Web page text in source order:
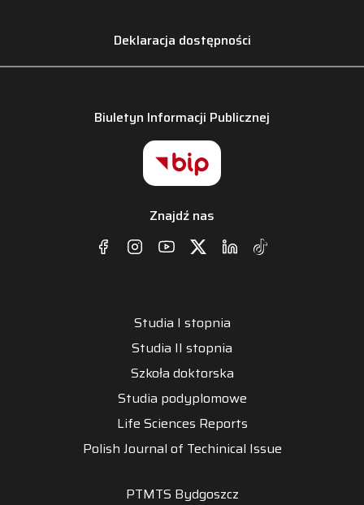
Deklaracja dostępności
Biuletyn Informacji Publicznej
Znajdź nas
Studia I stopnia
Studia II stopnia
Szkoła doktorska
Studia podyplomowe
Life Sciences Reports
Polish Journal of Techinical Issue
PTMTS Bydgoszcz